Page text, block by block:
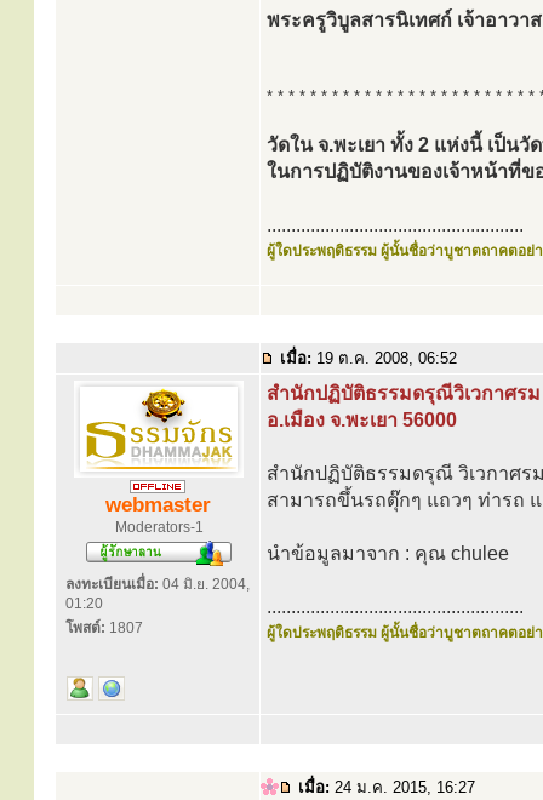
พระครูวิบูลสารนิเทศก์ เจ้าอาวาส
* * * * * * * * * * * * * * * * * * * * * * * * *
วัดใน จ.พะเยา ทั้ง 2 แห่งนี้ เป็น
ในการปฏิบัติงานของเจ้าหน้าที่
.....................................................
ผู้ใดประพฤติธรรม ผู้นั้นชื่อว่าบูชาตถาคตอย่า
เมื่อ: 19 ต.ค. 2008, 06:52
webmaster
Moderators-1
ลงทะเบียนเมื่อ: 04 มิ.ย. 2004,
01:20
โพสต์: 1807
สำนักปฏิบัติธรรมดรุณีวิเวกาศรม
อ.เมือง จ.พะเยา 56000
สำนักปฏิบัติธรรมดรุณี วิเวกาศร
สามารถขึ้นรถตุ๊กๆ แถวๆ ท่ารถ
นำข้อมูลมาจาก : คุณ chulee
.....................................................
ผู้ใดประพฤติธรรม ผู้นั้นชื่อว่าบูชาตถาคตอย่า
เมื่อ: 24 ม.ค. 2015, 16:27